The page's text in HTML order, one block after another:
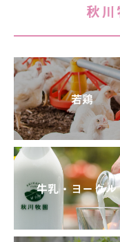
秋
若鶏
牛乳・ヨーグル